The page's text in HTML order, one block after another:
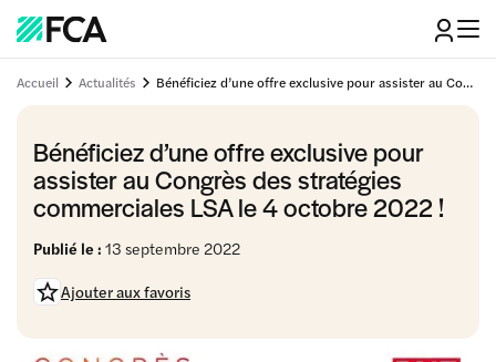
Accueil Actualités Bénéficiez d’une offre exclusive pour assister au Congrès des stratégies commerciales LSA le 4 octobre 2022 !
Bénéficiez d’une offre exclusive pour
assister au Congrès des stratégies
commerciales LSA le 4 octobre 2022 !
Publié le : 13 septembre 2022
Ajouter aux favoris